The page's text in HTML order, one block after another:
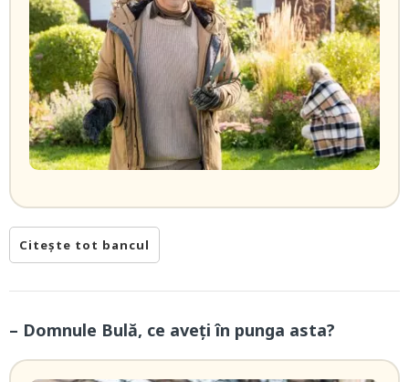
Citește tot bancul
– Domnule Bulă, ce aveți în punga asta?